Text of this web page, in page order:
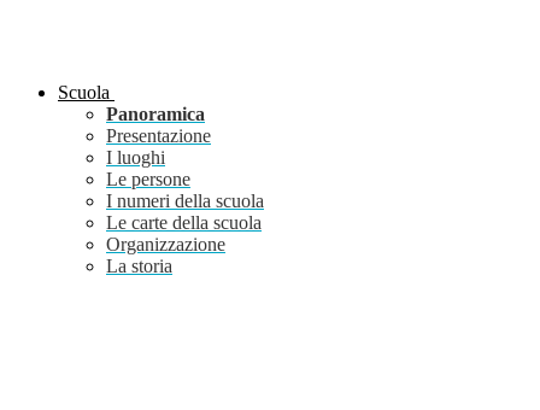
Scuola
Panoramica
Presentazione
I luoghi
Le persone
I numeri della scuola
Le carte della scuola
Organizzazione
La storia